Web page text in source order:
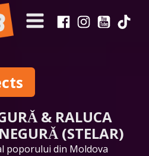
& RALUCA
(STELAR)
poporului din Moldova